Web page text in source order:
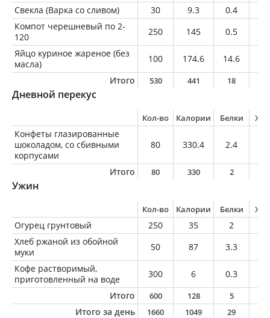
Свекла (Варка со сливом)
30 9.3 0.4
Компот черешневый по 2-
120
250 145 0.5
Яйцо куриное жареное (без
масла)
100 174.6 14.6
Итого
530 441 18
Дневной перекус
Кол-во Калории Белки
Конфеты глазированные
шоколадом, со сбивными
корпусами
80 330.4 2.4
Итого 80 330 2
Ужин
Кол-во Калории Белки
Огурец грунтовый 250 35 2
Хлеб ржаной из обойной
муки
50 87 3.3
Кофе растворимый,
приготовленный на воде
300 6 0.3
Итого
600 128 5
Итого за день 1660 1049 29